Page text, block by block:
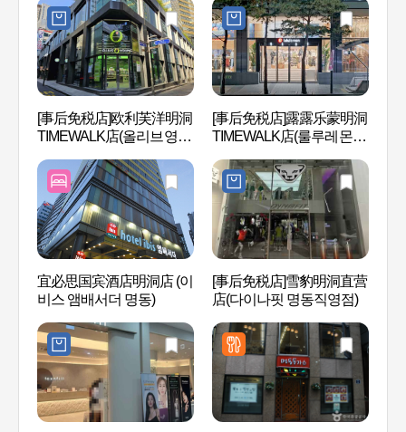
[事后免税店]欧利芙洋明洞
TIMEWALK店(올리브영 명
[事后免税店]露露乐蒙明洞
TIMEWALK店(룰루레몬 명
宜必思国宾酒店明洞店 (이
비스 앰배서더 명동)
[事后免税店]雪豹明洞直营
店(다이나핏 명동직영점)